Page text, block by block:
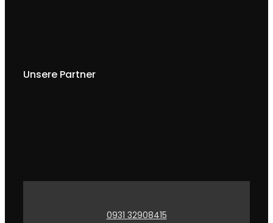
Unsere Partner
0931 32908415